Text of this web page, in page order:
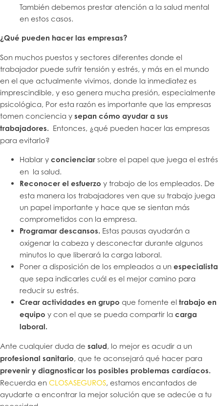
También debemos prestar atención a la salud mental
en estos casos.
¿Qué pueden hacer las empresas?
Son muchos puestos y sectores diferentes donde el
trabajador puede sufrir tensión y estrés, y más en el mundo
en el que actualmente vivimos, donde la inmediatez es
imprescindible, y eso genera mucha presión, especialmente
psicológica, Por esta razón es importante que las empresas
tomen conciencia y sepan cómo ayudar a sus
trabajadores. Entonces, ¿qué pueden hacer las empresas
para evitarlo?
Hablar y concienciar sobre el papel que juega el estrés
en la salud.
Reconocer el esfuerzo y trabajo de los empleados. De
esta manera los trabajadores ven que su trabajo juega
un papel importante y hace que se sientan más
comprometidos con la empresa.
Programar descansos. Estas pausas ayudarán a
oxigenar la cabeza y desconectar durante algunos
minutos lo que liberará la carga laboral.
Poner a disposición de los empleados a un especialista
que sepa indicarles cuál es el mejor camino para
reducir su estrés.
Crear actividades en grupo que fomente el trabajo en
equipo y con el que se pueda compartir la carga
laboral.
Ante cualquier duda de salud, lo mejor es acudir a un
profesional sanitario, que te aconsejará qué hacer para
prevenir y diagnosticar los posibles problemas cardíacos.
Recuerda en CLOSASEGUROS, estamos encantados de
ayudarte a encontrar la mejor solución que se adecúe a tu